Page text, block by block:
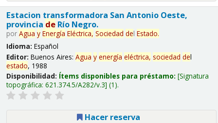
Estacion transformadora San Antonio Oeste,
provincia deRío Negro.
por Agua y Energía Eléctrica, Sociedad del Estado.
Idioma: Español
Editor: Buenos Aires: Agua y energía eléctrica, sociedad del
estado, 1988
Disponibilidad: Ítems disponibles para préstamo: Signatura
topográfica: 621.374.5/A282/v.3 (1).
Hacer reserva